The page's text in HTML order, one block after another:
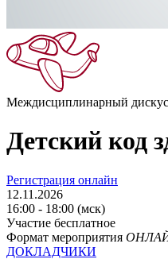
Междисциплинарный
Детский код
Регистрация онлайн
12.11.2026
16:00 - 18:00 (мск)
Участие бесплатное
Формат мероприятия
ДОКЛАДЧИКИ